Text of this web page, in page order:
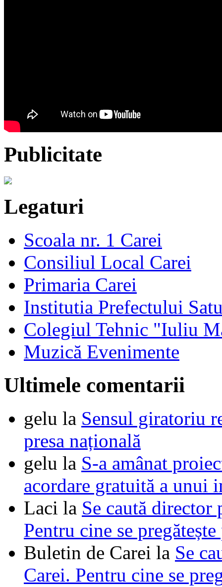
Publicitate
Legaturi
Scoala nr. 1 Carei
Consiliul Local Carei
Primaria Carei
Institutia Prefectului
Colegiul Tehnic "Iuliu
Muzică Evenimente
Ultimele comentarii
gelu la Sensul giratoriu
presa națională
gelu la S-a amânat
acordare gratuită a unui
Laci la Se caută
Pentru cine se
Buletin de Carei la Se
Carei. Pentru cine se